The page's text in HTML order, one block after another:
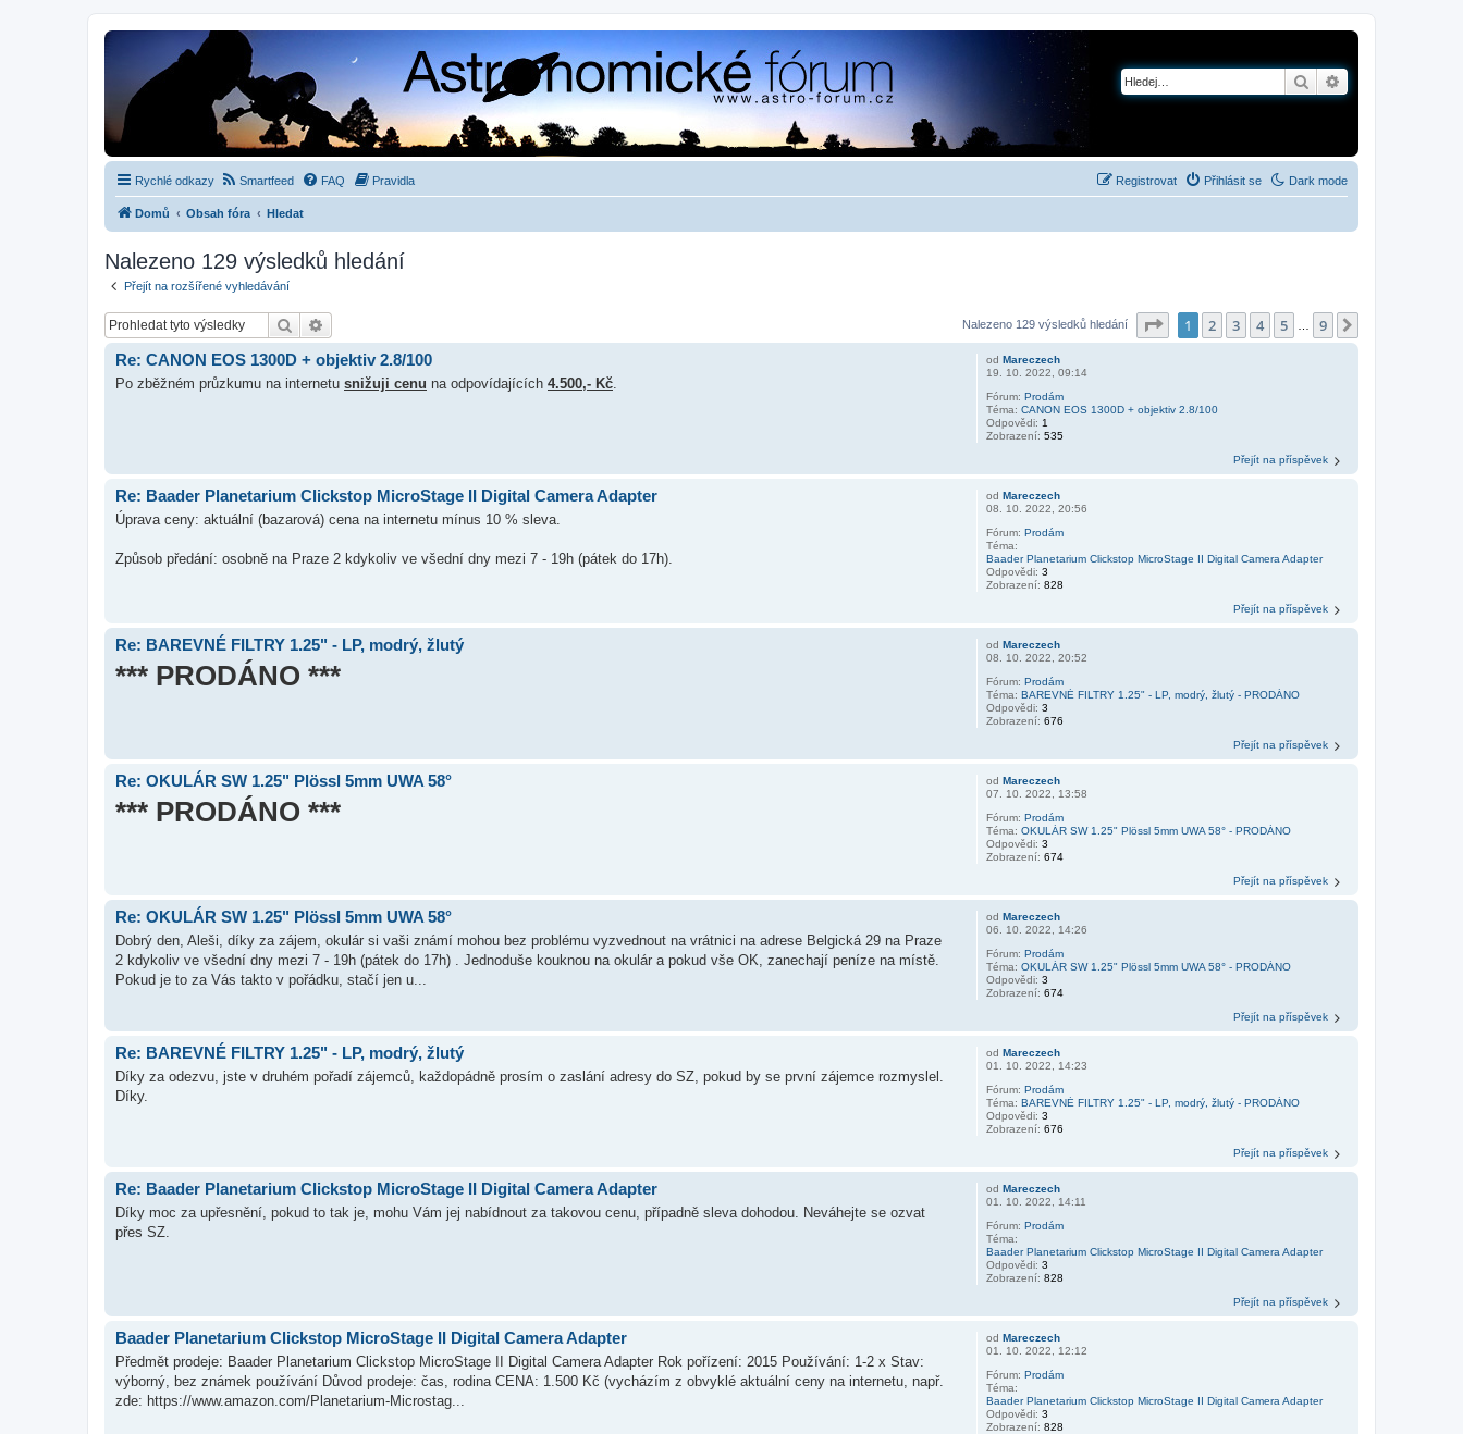
Hledat
Rychlé odkazy Dark mode
Smartfeed FAQ Pravidla Přihlásit se
Registrovat
Domů Obsah fóra Hledat
Nalezeno 129 výsledků hledání
Přejít na rozšířené vyhledávání
Hledat Nalezeno 129 výsledků hledání Stránka z
1 2 3 4 5 9
odMareczech
19. 10. 2022, 09:14
Fórum:Prodám
Téma:CANON EOS 1300D + objektiv 2.8/100
Odpovědi: 1
Zobrazení:535
Re: CANON EOS 1300D + objektiv 2.8/100
Po zběžném průzkumu na internetu snižuji cenu na odpovídajících 4.500,- Kč.
Přejít na příspěvek
odMareczech
08. 10. 2022, 20:56
Fórum:Prodám
Téma:
Baader Planetarium Clickstop MicroStage II Digital Camera Adapter
Odpovědi:3
Zobrazení:828
Re: Baader Planetarium Clickstop MicroStage II Digital Camera Adapter
Úprava ceny: aktuální (bazarová) cena na internetu mínus 10 % sleva.
Způsob předání: osobně na Praze 2 kdykoliv ve všední dny mezi 7 - 19h (pátek do 17h).
Přejít na příspěvek
odMareczech
08. 10. 2022, 20:52
Fórum:Prodám
Téma:BAREVNÉ FILTRY 1.25" - LP, modrý, žlutý - PRODÁNO
Odpovědi:3
Zobrazení:676
Re: BAREVNÉ FILTRY 1.25" - LP, modrý, žlutý
*** PRODÁNO ***
Přejít na příspěvek
odMareczech
07. 10. 2022, 13:58
Fórum:Prodám
Téma:OKULÁR SW 1.25" Plössl 5mm UWA 58° - PRODÁNO
Odpovědi:3
Zobrazení:674
Re: OKULÁR SW 1.25" Plössl 5mm UWA 58°
*** PRODÁNO ***
Přejít na příspěvek
odMareczech
06. 10. 2022, 14:26
Fórum:Prodám
Téma:OKULÁR SW 1.25" Plössl 5mm UWA 58° - PRODÁNO
Odpovědi:3
Zobrazení:674
Re: OKULÁR SW 1.25" Plössl 5mm UWA 58°
Dobrý den, Aleši, díky za zájem, okulár si vaši známí mohou bez problému vyzvednout na vrátnici na adrese Belgická 29 na Praze
2 kdykoliv ve všední dny mezi 7 - 19h (pátek do 17h) . Jednoduše kouknou na okulár a pokud vše OK, zanechají peníze na místě.
Pokud je to za Vás takto v pořádku, stačí jen u...
Přejít na příspěvek
odMareczech
01. 10. 2022, 14:23
Fórum:Prodám
Téma:BAREVNÉ FILTRY 1.25" - LP, modrý, žlutý - PRODÁNO
Odpovědi:3
Zobrazení:676
Re: BAREVNÉ FILTRY 1.25" - LP, modrý, žlutý
Díky za odezvu, jste v druhém pořadí zájemců, každopádně prosím o zaslání adresy do SZ, pokud by se první zájemce rozmyslel.
Díky.
Přejít na příspěvek
odMareczech
01. 10. 2022, 14:11
Fórum:Prodám
Téma:
Baader Planetarium Clickstop MicroStage II Digital Camera Adapter
Odpovědi:3
Zobrazení:828
Re: Baader Planetarium Clickstop MicroStage II Digital Camera Adapter
Díky moc za upřesnění, pokud to tak je, mohu Vám jej nabídnout za takovou cenu, případně sleva dohodou. Neváhejte se ozvat
přes SZ.
Přejít na příspěvek
odMareczech
01. 10. 2022, 12:12
Fórum:Prodám
Téma:
Baader Planetarium Clickstop MicroStage II Digital Camera Adapter
Odpovědi:3
Zobrazení:828
Baader Planetarium Clickstop MicroStage II Digital Camera Adapter
Předmět prodeje: Baader Planetarium Clickstop MicroStage II Digital Camera Adapter Rok pořízení: 2015 Používání: 1-2 x Stav:
výborný, bez známek používání Důvod prodeje: čas, rodina CENA: 1.500 Kč (vycházím z obvyklé aktuální ceny na internetu, např.
zde: https://www.amazon.com/Planetarium-Microstag...